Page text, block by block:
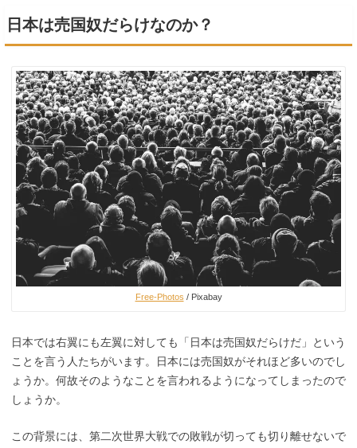
日本は売国奴だらけなのか？
Free-Photos / Pixabay
日本では右翼にも左翼に対しても「日本は売国奴だらけだ」という
ことを言う人たちがいます。日本には売国奴がそれほど多いのでし
ょうか。何故そのようなことを言われるようになってしまったので
しょうか。
この背景には、第二次世界大戦での敗戦が切っても切り離せないで